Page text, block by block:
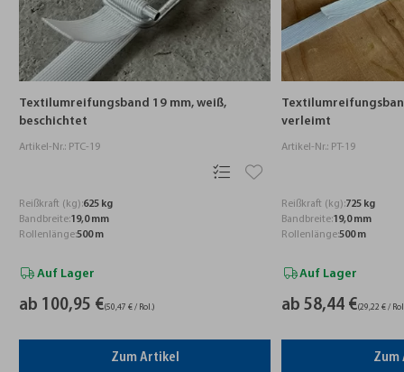
Textilumreifungsband 19 mm, weiß,
beschichtet
Artikel-Nr.: PTC-19
Reißkraft (kg):625 kg
Bandbreite:19,0 mm
Rollenlänge:500 m
Auf Lager
ab 100,95 €(50,47 € / Rol.)
Zum Artikel
verleimt
Artikel-Nr.: PT-19
Reißkraft (kg):725 kg
Bandbreite:19,0 mm
Rollenlänge:500 m
Auf Lager
ab 58,44 €(29,22 € /
Zum